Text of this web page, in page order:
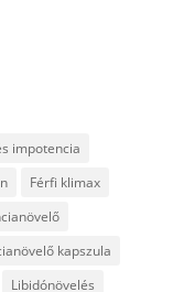
impotencia
Férfi klimax
kapszula
Libidónövelés